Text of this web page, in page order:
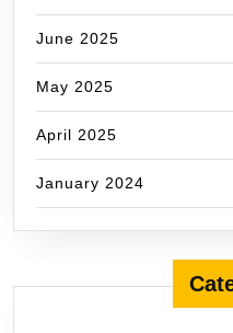
June 2025
May 2025
April 2025
January 2024